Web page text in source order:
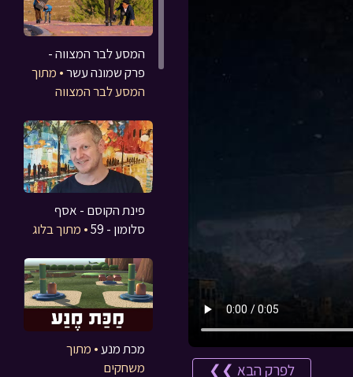
לפרק הבא ❯❯
המסע לבר המצווה -
פרק שמונה עשר• מתוך
המסע לבר המצווה
פינת הקוסם - אסף
סלומון - 59
• מתוך בלוג
מכת מנע • מתוך
משחקים